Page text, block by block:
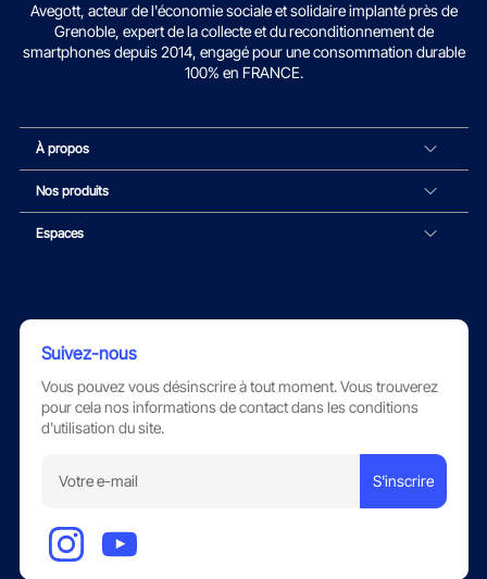
Avegott, acteur de l'économie sociale et solidaire implanté près de
Grenoble, expert de la collecte et du reconditionnement de
smartphones depuis 2014, engagé pour une consommation durable
100% en FRANCE.
À propos
Nos produits
Espaces
Suivez-nous
Vous pouvez vous désinscrire à tout moment. Vous trouverez
pour cela nos informations de contact dans les conditions
d'utilisation du site.
S'inscrire